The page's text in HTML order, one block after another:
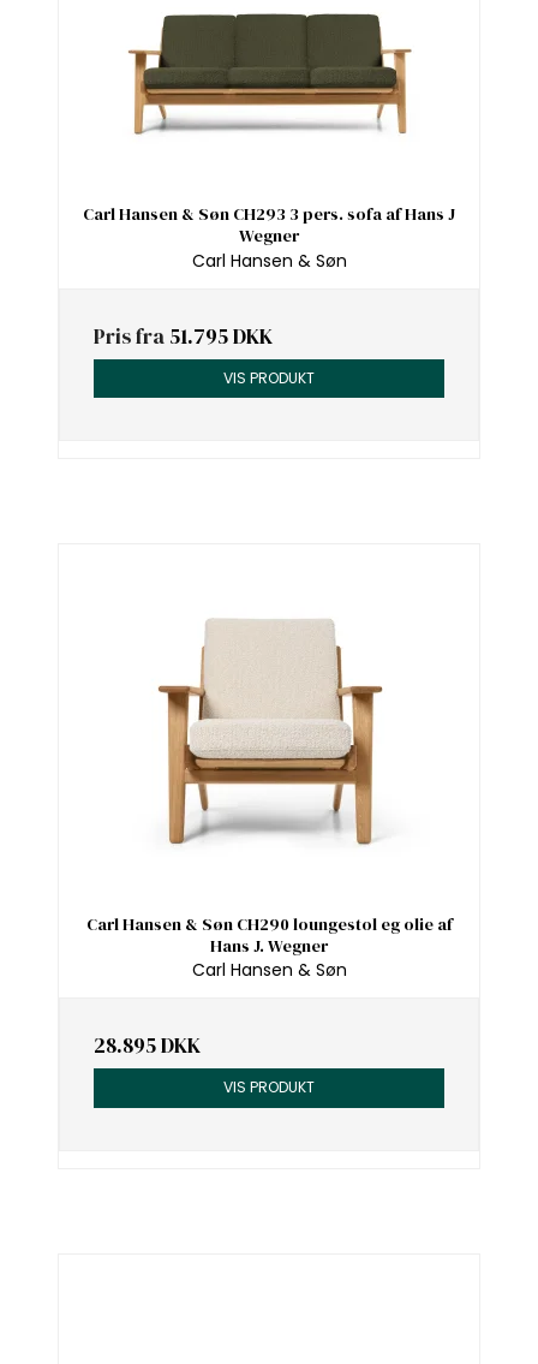
Carl Hansen & Søn CH293 3 pers. sofa af Hans J
Wegner
Carl Hansen & Søn
Pris fra 51.795 DKK
VIS PRODUKT
Carl Hansen & Søn CH290 loungestol eg olie af
Hans J. Wegner
Carl Hansen & Søn
28.895 DKK
VIS PRODUKT